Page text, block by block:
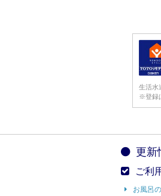
生活水
※登録
更新
ご利
お風呂